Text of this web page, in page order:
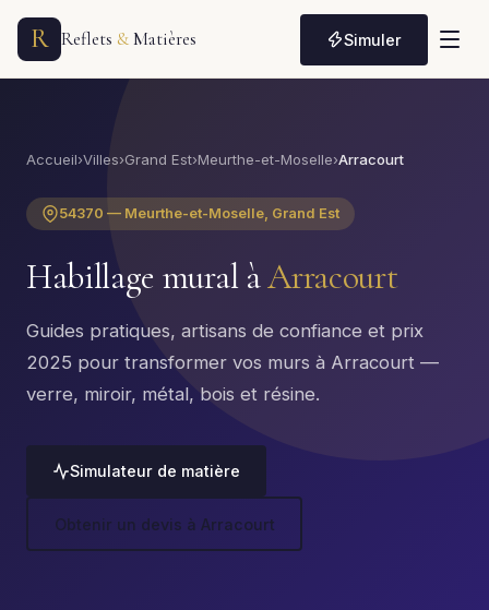
R Reflets &Matières Simuler
Accueil›Villes›Grand Est›Meurthe-et-Moselle›Arracourt
54370 — Meurthe-et-Moselle, Grand Est
Habillage mural àArracourt
Guides pratiques, artisans de confiance et prix
2025 pour transformer vos murs à Arracourt —
verre, miroir, métal, bois et résine.
Simulateur de matière
Obtenir un devis à Arracourt